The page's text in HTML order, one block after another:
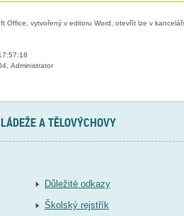
Office, vytvořený v editoru Word, otevřít lze v
Administrator
A TĚLOVÝCHOVY
Důležité odkazy
Školský rejstřík